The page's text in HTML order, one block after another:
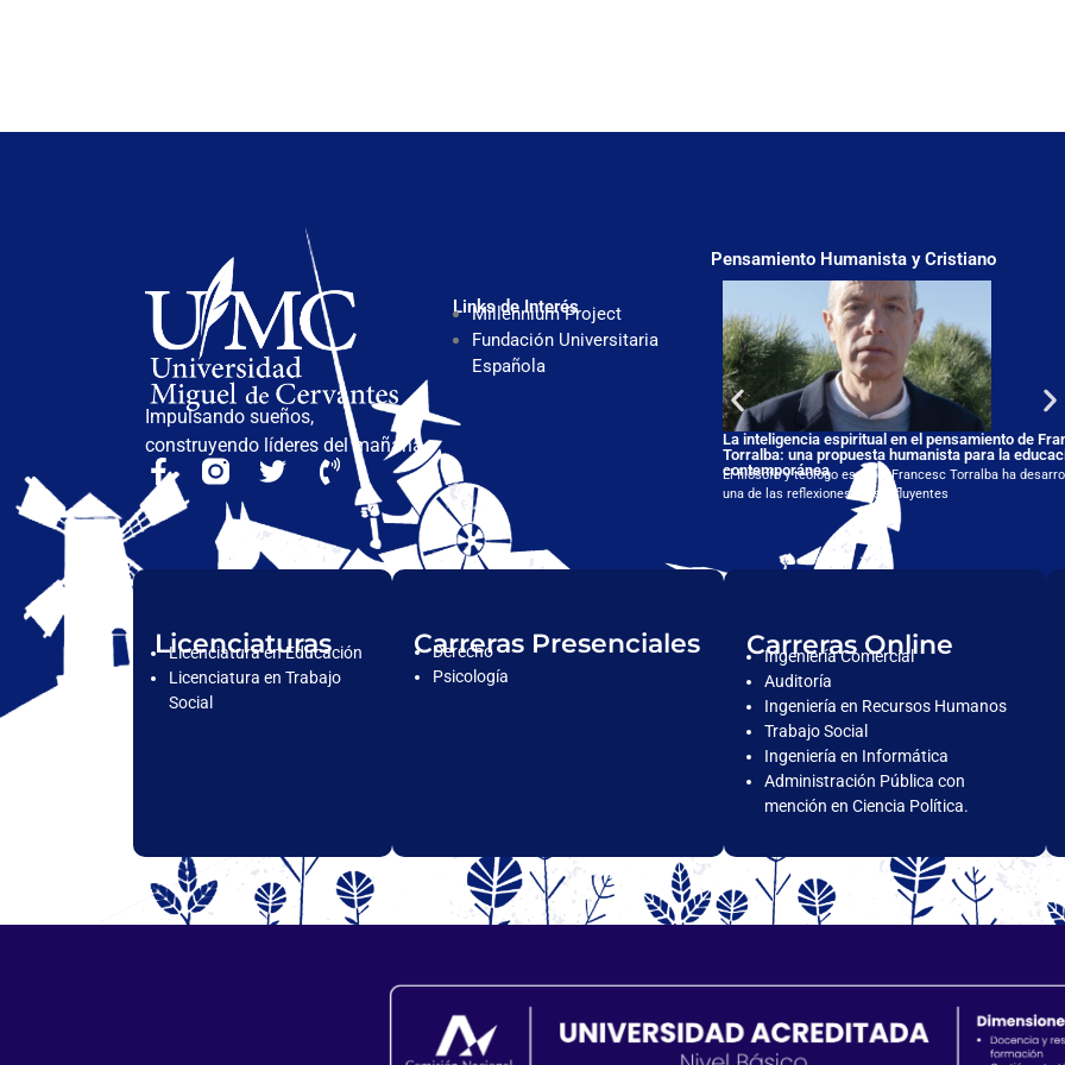
Impulsando sueños,
construyendo líderes del mañana.
Links de Interés
Millennium Project
Fundación Universitaria
Española
Pensamiento Humanista y Cristiano
La inteligencia espiritual en el pensamiento de
Torralba: una propuesta humanista para la
contemporánea
El filósofo y teólogo español Francesc Torralba ha
una de las reflexiones más influyentes
Licenciaturas
Licenciatura en Educación
Licenciatura en Trabajo
Social
Carreras Presenciales
Derecho
Psicología
Carreras Online
Ingeniería Comercial
Auditoría
Ingeniería en Recursos Humanos
Trabajo Social
Ingeniería en Informática
Administración Pública con
mención en Ciencia Política.